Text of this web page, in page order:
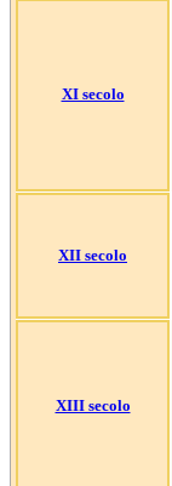
XI secolo
XII secolo
XIII secolo